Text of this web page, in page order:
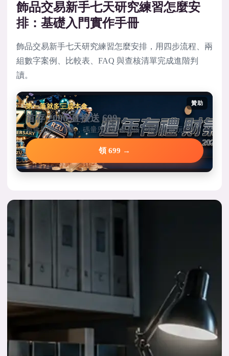
飾品交易新手七天研究練習怎麼安
排：基礎入門實作手冊
飾品交易新手七天研究練習怎麼安排，用四步流程、兩
組數字案例、比較表、FAQ 與查核清單完成進階判
讀。
贊助
第一筆就多三成本金
首存 2000 直接送 699
新會員限定加碼，碼量只要彩金五倍，領完就能玩。
領 699 →